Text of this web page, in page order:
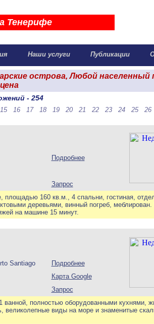
Тенерифе
Наши услуги Публикации О
острова, Любой населенный
цена
- 254
15 16 17 18 19 20 21 22 23 24 25 26
Подробнее
Запрос
160 кв.м., 4 спальни, гостиная,
деревьями, винный погреб,
на машине 15 минут.
Santiago Подробнее
Карта Google
Запрос
ванной, полностью оборудованными кухнями,
виды на море и знаменитые